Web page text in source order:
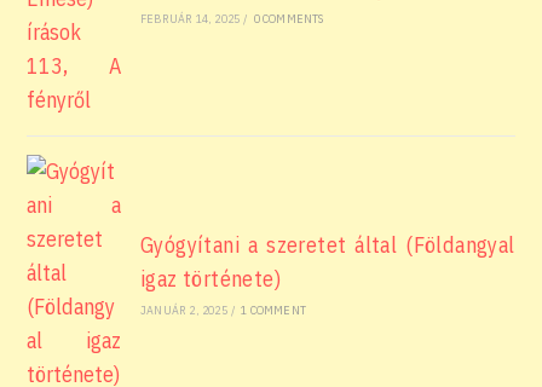
FEBRUÁR 14, 2025 / 0 COMMENTS
Gyógyítani a szeretet által (Földangyal
igaz története)
JANUÁR 2, 2025 / 1 COMMENT